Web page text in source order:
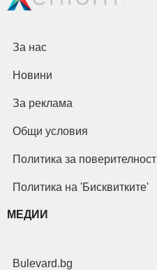
За нас
Новини
За реклама
Общи условия
Политика за поверителност
Политика на 'Бисквитките'
МЕДИИ
Bulevard.bg